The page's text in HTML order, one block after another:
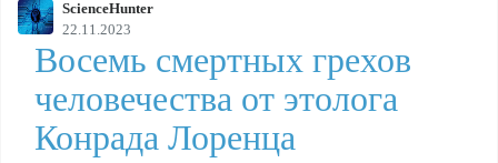
ScienceHunter
22.11.2023
Восемь смертных грехов
человечества от этолога
Конрада Лоренца